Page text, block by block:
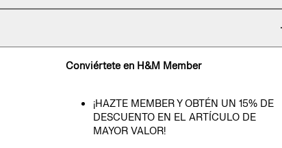
Conviértete en H&M Member
¡HAZTE MEMBER Y OBTÉN UN 15% DE
DESCUENTO EN EL ARTÍCULO DE
MAYOR VALOR!